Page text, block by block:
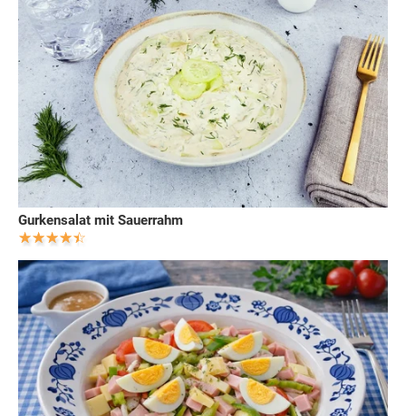
Gurkensalat mit Sauerrahm